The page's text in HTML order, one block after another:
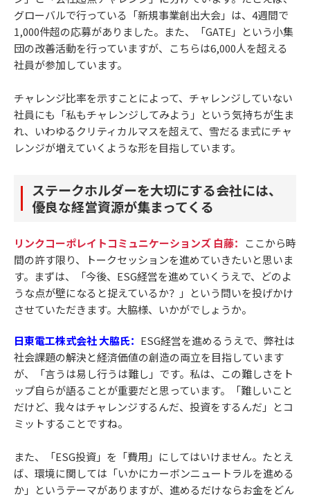
グローバルで行っている「新規事業創出大会」は、4週間で
1,000件超の応募がありました。また、「GATE」という小集
団の改善活動を行っていますが、こちらは6,000人を超える
社員が参加しています。
チャレンジ比率を示すことによって、チャレンジしていない
社員にも「私もチャレンジしてみよう」という気持ちが生ま
れ、いわゆるクリティカルマスを超えて、雪だるま式にチャ
レンジが増えていくような形を目指しています。
ステークホルダーを大切にする会社には、
優良な経営資源が集まってくる
リンクコーポレイトコミュニケーションズ 白藤： ここから時
間の許す限り、トークセッションを進めていきたいと思いま
す。まずは、「今後、ESG経営を進めていくうえで、どのよ
うな点が壁になると捉えているか？」という問いを投げかけ
させていただきます。大脇様、いかがでしょうか。
日東電工株式会社 大脇氏： ESG経営を進めるうえで、弊社は
社会課題の解決と経済価値の創造の両立を目指しています
が、「言うは易し行うは難し」です。私は、この難しさをト
ップ自らが語ることが重要だと思っています。「難しいこと
だけど、我々はチャレンジするんだ、投資をするんだ」とコ
ミットすることですね。
また、「ESG投資」を「費用」にしてはいけません。たとえ
ば、環境に関しては「いかにカーボンニュートラルを進める
か」というテーマがありますが、進めるだけならお金をどん